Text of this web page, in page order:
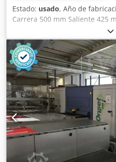
Estado: usado, Año de
Carrera 500 mm Saliente 425
1000 mm Dedpfx Aozrppvom
1200 x 815 mm Altura de la
Superficie del émbolo 1100 x
48 mm/s Velocidad de subida
trabajo 19 mm/s Capacidad
motriz 82,0 kW Peso 23,0 t
2,8 x 4,0 m (LxAnxAl) Con
control dependiente de
de luz frontal (Sick), operación